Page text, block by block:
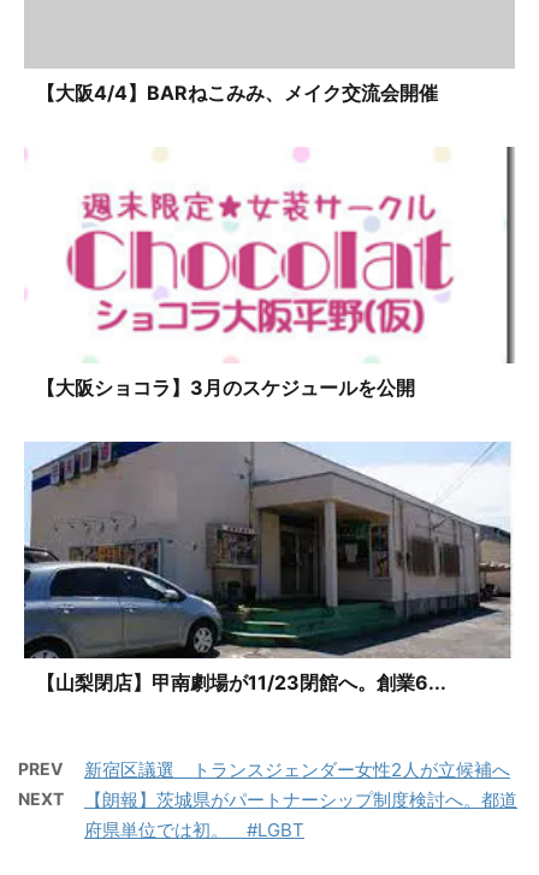
【大阪4/4】BARねこみみ、メイク交流会開催
【大阪ショコラ】3月のスケジュールを公開
【山梨閉店】甲南劇場が11/23閉館へ。創業6...
PREV 新宿区議選 トランスジェンダー女性2人が立候補へ
NEXT
【朗報】茨城県がパートナーシップ制度検討へ。都道
府県単位では初。 #LGBT